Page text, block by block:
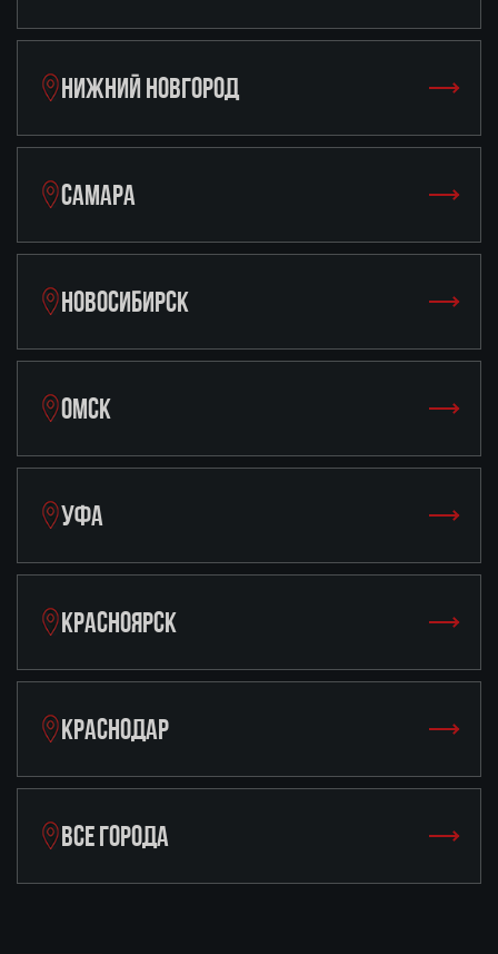
НИЖНИЙ НОВГОРОД
САМАРА
НОВОСИБИРСК
ОМСК
УФА
КРАСНОЯРСК
КРАСНОДАР
ВСЕ ГОРОДА